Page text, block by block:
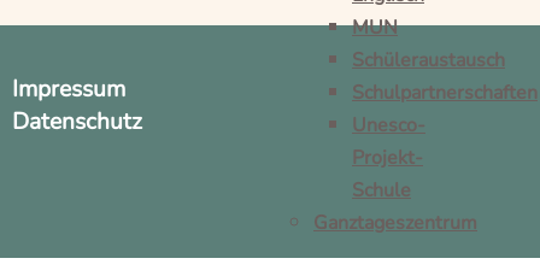
MUN
Schüleraustausch
Schulpartnerschaften
Unesco-
Projekt-
Schule
Ganztageszentrum
Impressum
Datenschutz